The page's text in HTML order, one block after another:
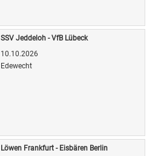
SSV Jeddeloh - VfB Lübeck
10.10.2026
Edewecht
Löwen Frankfurt - Eisbären Berlin